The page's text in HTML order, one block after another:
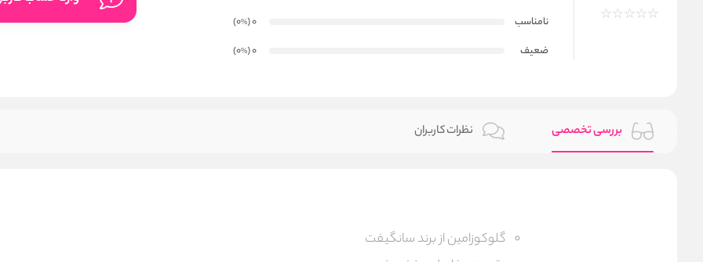
نامناسب
0
(0
%
)
ضعیف
0
(0
%
)
بررسی تخصصی نظرات کاربران
گلوکوزامین از برند سانگیفت